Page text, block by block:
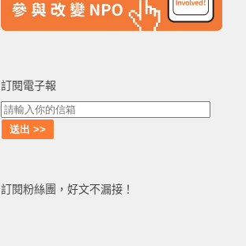
訂閱電子報
訂閱粉絲團，好文不漏接！